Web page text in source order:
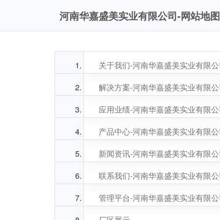
河南华嘉盛美实业有限公司-网站地图
关于我们-河南华嘉盛美实业有限
解决方案-河南华嘉盛美实业有限
应用业绩-河南华嘉盛美实业有限
产品中心-河南华嘉盛美实业有限
新闻资讯-河南华嘉盛美实业有限
联系我们-河南华嘉盛美实业有限
管理平台-河南华嘉盛美实业有限